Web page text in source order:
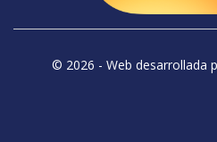
© 2026 - Web desarrollada